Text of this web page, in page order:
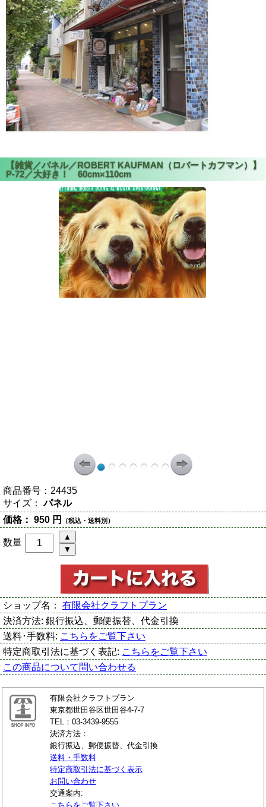
商品番号： 24435
サイズ： パネル
価格： 950 円 （税込・送料別）
数量
ショップ名： 有限会社クラフトプラン
決済方法: 銀行振込、郵便振替、代金引換
送料･手数料: こちらをご覧下さい
特定商取引法に基づく表記: こちらをご覧下さい
この商品について問い合わせる
有限会社クラフトプラン
東京都世田谷区世田谷4-7-7
TEL：03-3439-9555
決済方法：
銀行振込、郵便振替、代金引換
送料・手数料
特定商取引法に基づく表示
お問い合わせ
交通案内:
こちらをご覧下さい